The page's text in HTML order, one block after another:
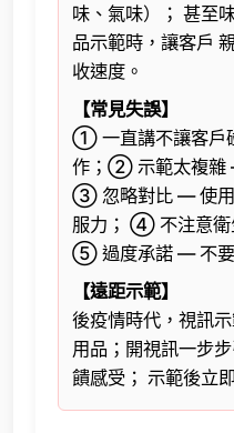
味、氣味）； 甚至
品示範時，讓客戶
收速度。
【常見失誤】
① 一直講不讓客戶
作；② 示範太複雜
③ 忽略對比 — 使用
服力； ④ 不注意衛
⑤ 過度承諾 — 不要
【遠距示範】
後疫情時代，視訊
用品；開視訊一步
饋感受； 示範後立